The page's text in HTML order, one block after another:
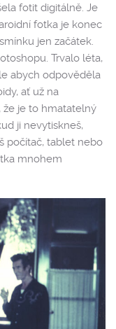
fotit digitálně. Je
fotka je konec
jen začátek.
Trvalo léta,
abych odpověděla
ať už na
že je to hmatatelný
ji nevytiskneš,
počítač, tablet nebo
mnohem